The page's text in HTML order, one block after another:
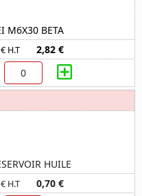
M6X30 BETA
H.T 2,82 €
HUILE
H.T 0,70 €